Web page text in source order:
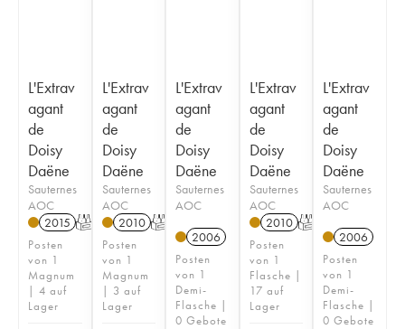
L'Extrav
agant
de
Doisy
Daëne
Sauternes
AOC
2015 T
Posten
von 1
Magnum
| 4 auf
Lager
L'Extrav
agant
de
Doisy
Daëne
Sauternes
AOC
2010 T
Posten
von 1
Magnum
| 3 auf
Lager
L'Extrav
agant
de
Doisy
Daëne
Sauternes
AOC
2006
Posten
von 1
Demi-
Flasche |
0 Gebote
L'Extrav
agant
de
Doisy
Daëne
Sauternes
AOC
2010 T
Posten
von 1
Flasche |
17 auf
Lager
L'Extrav
agant
de
Doisy
Daëne
Sauternes
AOC
2006
Posten
von 1
Demi-
Flasche |
0 Gebote